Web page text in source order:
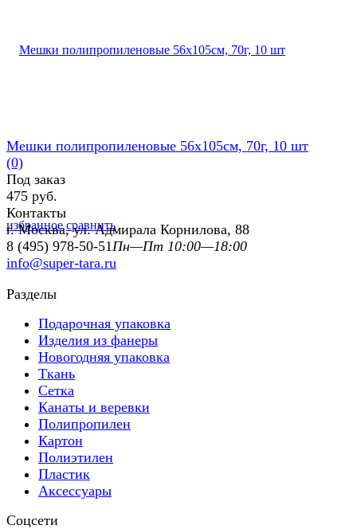
избранное сравнить
Мешки полипропиленовые 56х105см, 70г, 10 шт
(0)
Под заказ
475 руб.
Контакты
г. Москва, ул. Адмирала Корнилова, 88
8 (495) 978-50-51 Пн—Пт 10:00—18:00
info@super-tara.ru
Разделы
Подарочная упаковка
Изделия из фанеры
Новогодняя упаковка
Ткань
Сетка
Канаты и веревки
Полипропилен
Картон
Полиэтилен
Пластик
Аксессуары
Соцсети